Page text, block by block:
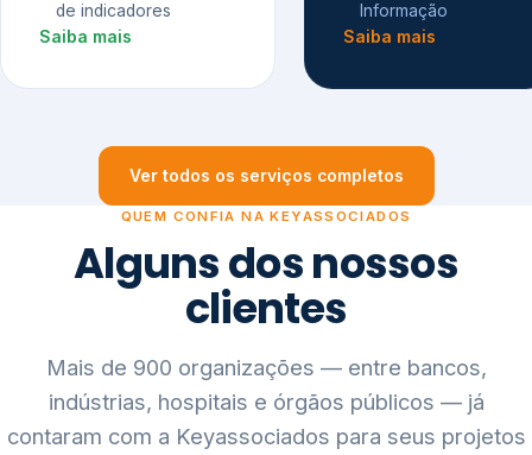
de indicadores
Saiba mais
Informação
Saiba mais
Ver todos os serviços completos
QUEM CONFIA NA KEYASSOCIADOS
Alguns dos nossos
clientes
Mais de 900 organizações — entre bancos,
indústrias, hospitais e órgãos públicos — já
contaram com a Keyassociados para seus projetos